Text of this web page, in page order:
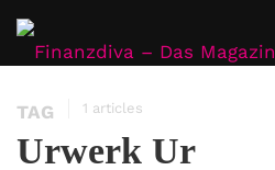
TAG 1 articles
Urwerk Ur